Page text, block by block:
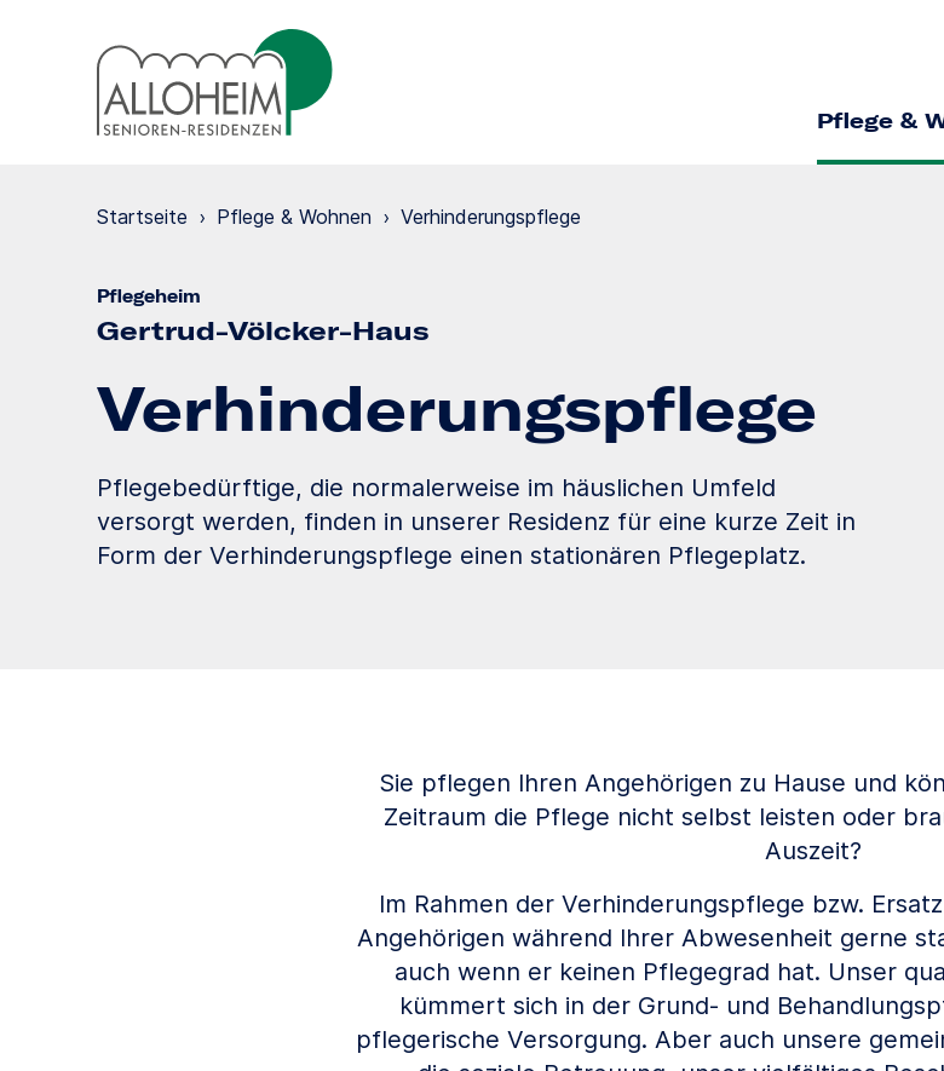
Pflege &
Startseite › Pflege & Wohnen › Verhinde­rungs­pflege
Pflegeheim
Gertrud-Völcker-Haus
Verhinde­rungs­pflege
Pflegebedürftige, die normalerweise im häuslichen Umfeld
versorgt werden, finden in unserer Residenz für eine kurze Zeit in
Form der Verhinderungspflege einen stationären Pflegeplatz.
Sie pflegen Ihren Angehörigen zu Hause und
Zeitraum die Pflege nicht selbst leisten oder
Auszeit?
Im Rahmen der Verhinderungspflege bzw.
Angehörigen während Ihrer Abwesenheit gerne
auch wenn er keinen Pflegegrad hat. Unser
kümmert sich in der Grund- und
pflegerische Versorgung. Aber auch unsere